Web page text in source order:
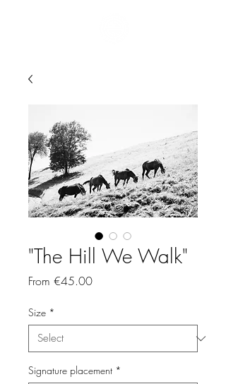
"The Hill We Walk"
From €45.00Sale
Size *
Signature placement *